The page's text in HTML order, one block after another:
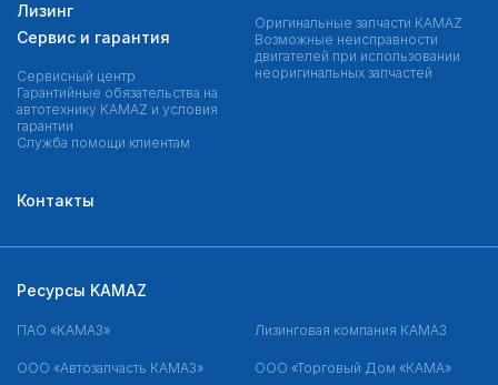
Лизинг
Сервис и гарантия
Сервисный центр
Гарантийные обязательства на
автотехнику KAMAZ и условия
гарантии
Служба помощи клиентам
Оригинальные запчасти КAMAZ
Возможные неисправности
двигателей при использовании
неоригинальных запчастей
Контакты
Ресурсы KAMAZ
ПАО «КАМАЗ» Лизинговая компания КАМАЗ
ООО «Автозапчасть КАМАЗ» ООО «Торговый Дом «КАМА»